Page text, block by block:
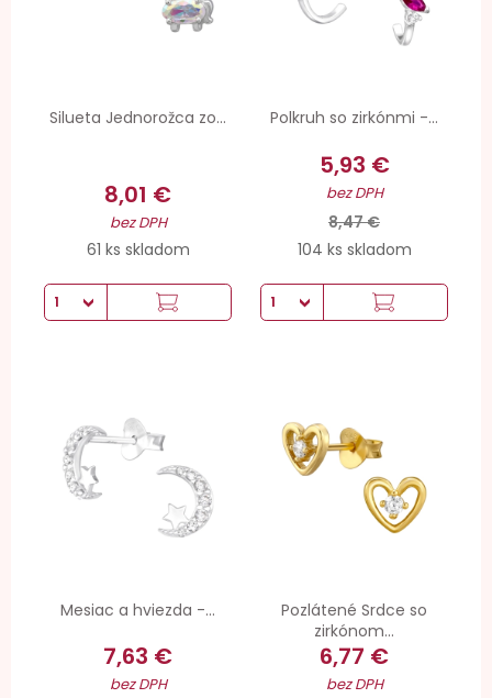
Silueta Jednorožca zo...
8,01 €
bez DPH
61 ks skladom
Polkruh so zirkónmi -...
5,93 €
bez DPH
8,47 €
104 ks skladom
Mesiac a hviezda -...
7,63 €
bez DPH
Pozlátené Srdce so
zirkónom...
6,77 €
bez DPH